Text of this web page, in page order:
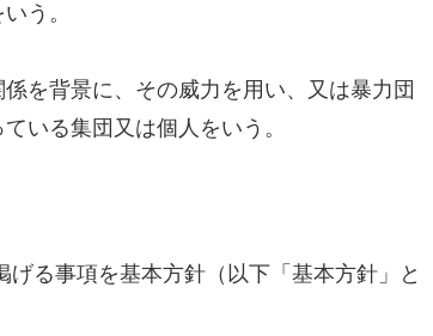
う。
を背景に、その威力を用い、又は暴力団
いる集団又は個人をいう。
る事項を基本方針（以下「基本方針」と